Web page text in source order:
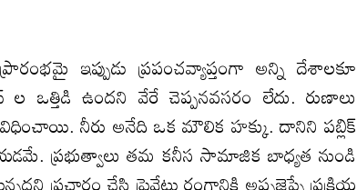
ఇప్పుడు ప్రపంచవ్యాప్తంగా అన్ని దేశాలకూ
ఒత్తిడి ఉందని వేరే చెప్పనవసరం లేదు. రుణాలు
నీరు అనేది ఒక మౌలిక హక్కు. దానిని పబ్లిక్
ప్రభుత్వాలు తమ కనీస సామాజిక బాధ్యత నుండి